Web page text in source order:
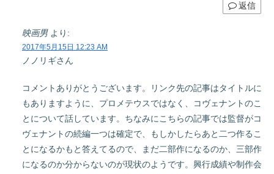
返信
映画男 より:
2017年5月15日 12:23 AM
ノノリギさん
コメントありがとうございます。リンク先の記事はタイトルに
もありますように、プロメテウスではなく、コヴェナントのこ
とについて話しています。ちなみにこちらの記事では監督がコ
ヴェナントの続編一つは確定で、もしかしたらあと二つ作るこ
とになるかもと答えてるので、まだ二部作になるのか、三部作
になるのか分からないのが現状のようです。興行成績や制作会